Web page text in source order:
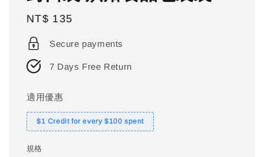
Regular
price
NT$ 135
Secure payments
7 Days Free Return
適用優惠
$1 Credit for every $100 spent
規格